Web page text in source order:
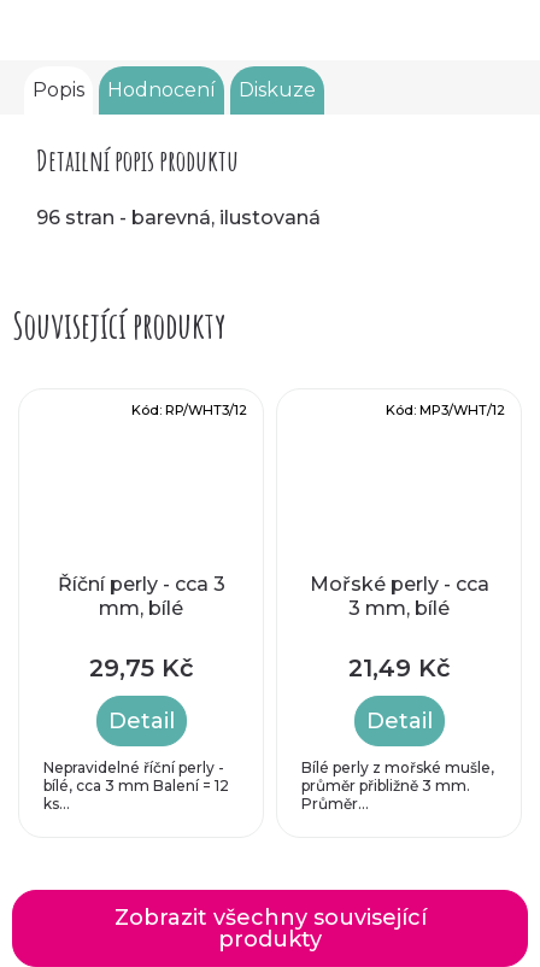
Popis Hodnocení Diskuze
Detailní popis produktu
96 stran - barevná, ilustovaná
Související produkty
Říční perly - cca 3
mm, bílé
29,75 Kč
Detail
Nepravidelné říční perly -
bílé, cca 3 mm Balení = 12
ks...
Kód: RP/WHT3/12
Mořské perly - cca
3 mm, bílé
21,49 Kč
Detail
Bílé perly z mořské mušle,
průměr přibližně 3 mm.
Průměr...
Kód: MP3/WHT/12
Zobrazit všechny související
produkty